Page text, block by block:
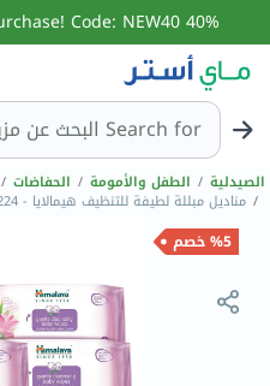
40% off 1st online pharmacy purchase! Code: NEW40
Search for البحث عن مز
الصيدلية / الطفل والأمومة / الحفاضات /
/ مناديل مبللة لطيفة للتنظيف هيمالايا - 224 منديل
%5 خصم